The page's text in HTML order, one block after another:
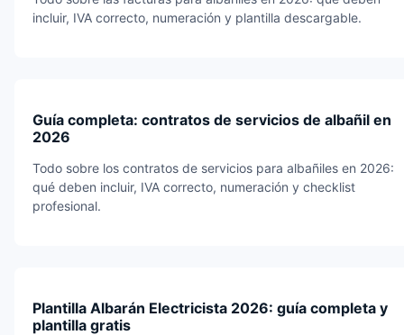
incluir, IVA correcto, numeración y plantilla descargable.
Guía completa: contratos de servicios de albañil en
2026
Todo sobre los contratos de servicios para albañiles en 2026:
qué deben incluir, IVA correcto, numeración y checklist
profesional.
Plantilla Albarán Electricista 2026: guía completa y
plantilla gratis